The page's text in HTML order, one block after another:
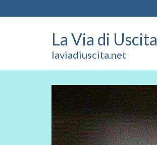
La Via di Uscita
laviadiuscita.net